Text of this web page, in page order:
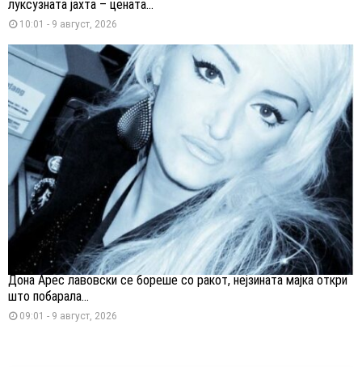
луксузната јахта – цената...
10:01 - 9 август, 2026
Дона Арес лавовски се бореше со ракот, нејзината мајка откри
што побарала...
09:01 - 9 август, 2026